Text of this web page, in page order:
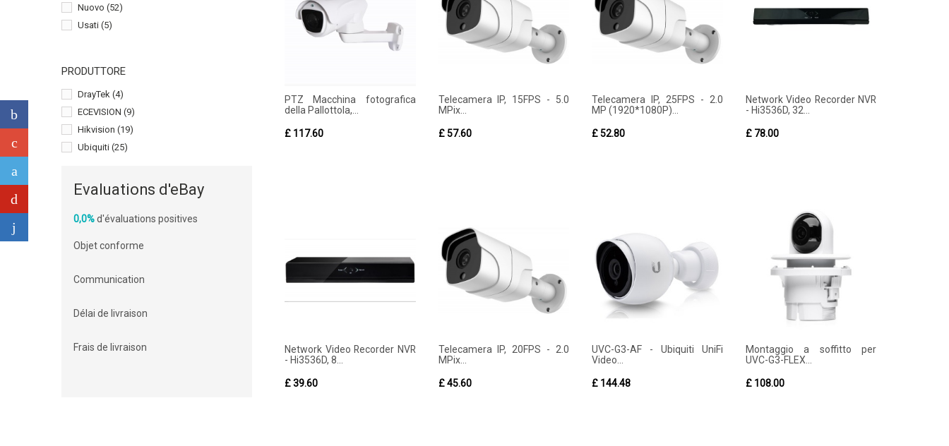
Nuovo (52)
Usati (5)
PRODUTTORE
DrayTek (4)
ECEVISION (9)
Hikvision (19)
Ubiquiti (25)
Evaluations d'eBay
0,0%d'évaluations positives
Objet conforme
Communication
Délai de livraison
Frais de livraison
PTZ Macchina fotografica
della Pallottola,...
£ 117.60
Telecamera IP, 15FPS - 5.0
MPix...
£ 57.60
Telecamera IP, 25FPS - 2.0
MP (1920*1080P)...
£ 52.80
Network Video Recorder NVR
- Hi3536D, 32...
£ 78.00
Network Video Recorder NVR
- Hi3536D, 8...
£ 39.60
Telecamera IP, 20FPS - 2.0
MPix...
£ 45.60
UVC-G3-AF - Ubiquiti UniFi
Video...
£ 144.48
Montaggio a soffitto per
UVC-G3-FLEX...
£ 108.00